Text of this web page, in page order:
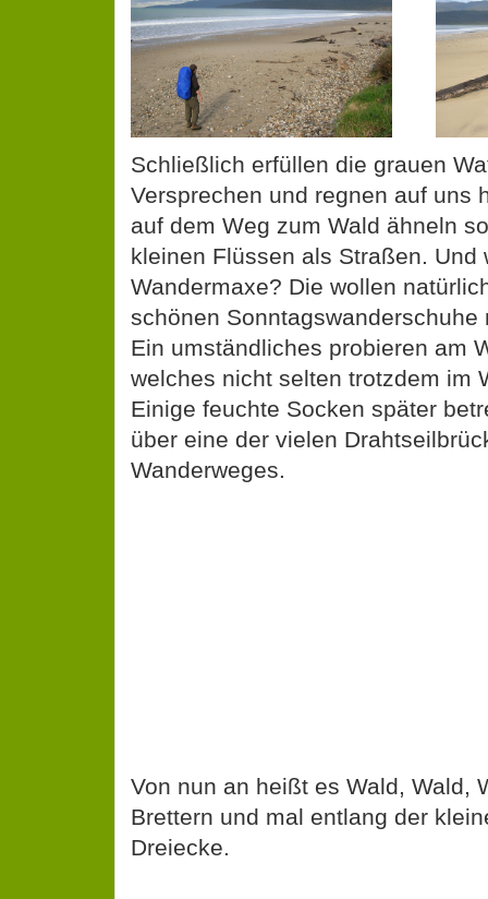
Schließlich erfüllen die grauen
Versprechen und regnen auf uns
auf dem Weg zum Wald ähneln
kleinen Flüssen als Straßen. Und
Wandermaxe? Die wollen
schönen
Ein umständliches probieren am
welches nicht selten trotzdem im
Einige feuchte Socken später
über eine der vielen
Wanderweges.
Von nun an heißt es Wald, Wald,
Brettern und mal entlang der
Dreiecke.